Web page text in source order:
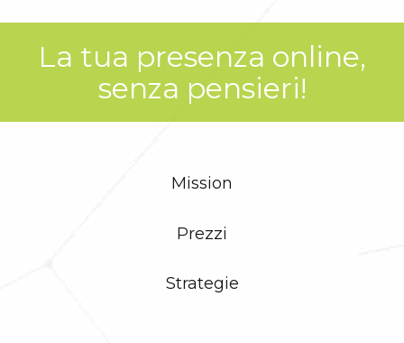
La tua presenza online,
senza pensieri!
Mission
Prezzi
Strategie